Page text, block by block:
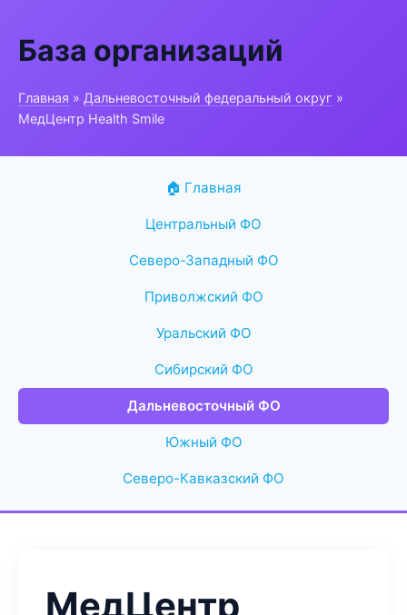
База организаций
Главная » Дальневосточный федеральный округ »
МедЦентр Health Smile
🏠 Главная
Центральный ФО
Северо-Западный ФО
Приволжский ФО
Уральский ФО
Сибирский ФО
Дальневосточный ФО
Южный ФО
Северо-Кавказский ФО
МедЦентр